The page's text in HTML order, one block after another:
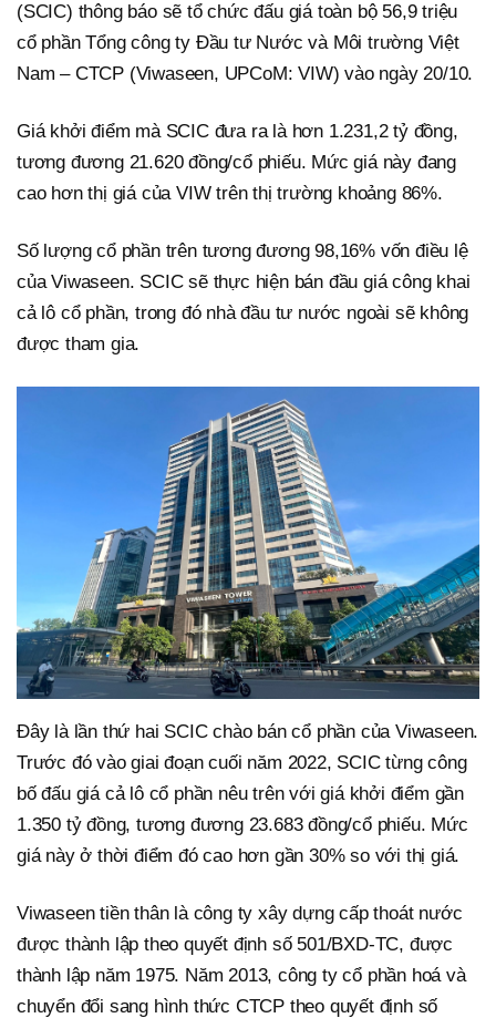
(SCIC) thông báo sẽ tổ chức đấu giá toàn bộ 56,9 triệu
cổ phần Tổng công ty Đầu tư Nước và Môi trường Việt
Nam – CTCP (Viwaseen, UPCoM: VIW) vào ngày 20/10.
Giá khởi điểm mà SCIC đưa ra là hơn 1.231,2 tỷ đồng,
tương đương 21.620 đồng/cổ phiếu. Mức giá này đang
cao hơn thị giá của VIW trên thị trường khoảng 86%.
Số lượng cổ phần trên tương đương 98,16% vốn điều lệ
của Viwaseen. SCIC sẽ thực hiện bán đầu giá công khai
cả lô cổ phần, trong đó nhà đầu tư nước ngoài sẽ không
được tham gia.
Đây là lần thứ hai SCIC chào bán cổ phần của Viwaseen.
Trước đó vào giai đoạn cuối năm 2022, SCIC từng công
bố đấu giá cả lô cổ phần nêu trên với giá khởi điểm gần
1.350 tỷ đồng, tương đương 23.683 đồng/cổ phiếu. Mức
giá này ở thời điểm đó cao hơn gần 30% so với thị giá.
Viwaseen tiền thân là công ty xây dựng cấp thoát nước
được thành lập theo quyết định số 501/BXD-TC, được
thành lập năm 1975. Năm 2013, công ty cổ phần hoá và
chuyển đổi sang hình thức CTCP theo quyết định số